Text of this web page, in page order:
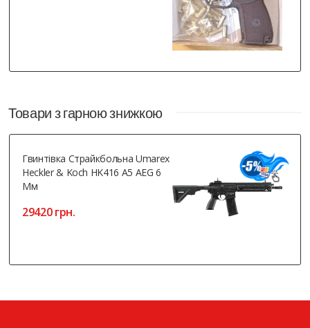
Товари з гарною знижкою
Гвинтівка Страйкбольна Umarex
Heckler & Koch HK416 A5 AEG 6
Мм
29420 грн.